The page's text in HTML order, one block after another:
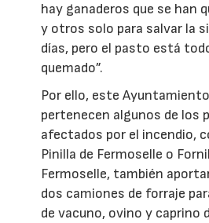
hay ganaderos que se han
y otros solo para salvar la
días, pero el pasto está
quemado”.
Por ello, este
pertenecen algunos de los
afectados por el incendio,
Pinilla de Fermoselle o
Fermoselle, también
dos camiones de forraje
de vacuno, ovino y caprino